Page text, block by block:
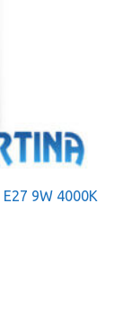
9W 4000K